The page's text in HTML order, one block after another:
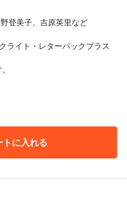
登美子、吉原英里など
ライト・レターパックプラス
トに入れる